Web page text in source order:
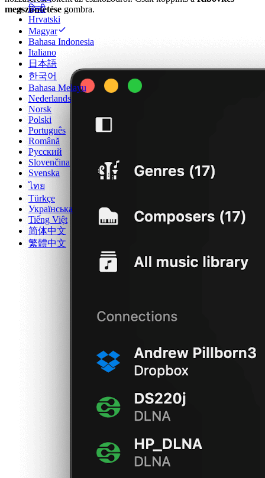
हिन्दी
Hrvatski
Magyar
Bahasa Indonesia
Italiano
日本語
한국어
Bahasa Melayu
Nederlands
Norsk
Polski
Português
Română
Русский
Slovenčina
Svenska
ไทย
Türkçe
Українська
Tiếng Việt
简体中文
繁體中文
megszüntetése gombra.